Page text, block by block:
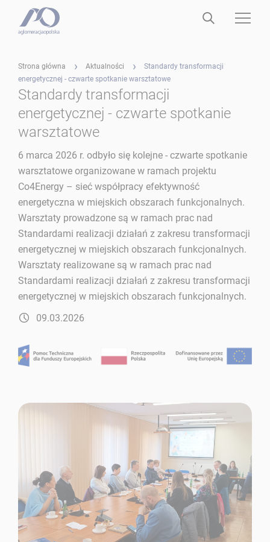
Strona główna Aktualności
Standardy transformacji
energetycznej - czwarte spotkanie warsztatowe
Standardy transformacji
energetycznej - czwarte spotkanie
warsztatowe
6 marca 2026 r. odbyło się kolejne - czwarte spotkanie
warsztatowe organizowane w ramach projektu
Co4Energy – sieć współpracy efektywność
energetyczna w miejskich obszarach funkcjonalnych.
Warsztaty prowadzone są w ramach prac nad
Standardami realizacji działań z zakresu transformacji
energetycznej w miejskich obszarach funkcjonalnych.
Warsztaty realizowane są w ramach prac nad
Standardami realizacji działań z zakresu transformacji
energetycznej w miejskich obszarach funkcjonalnych.
09.03.2026